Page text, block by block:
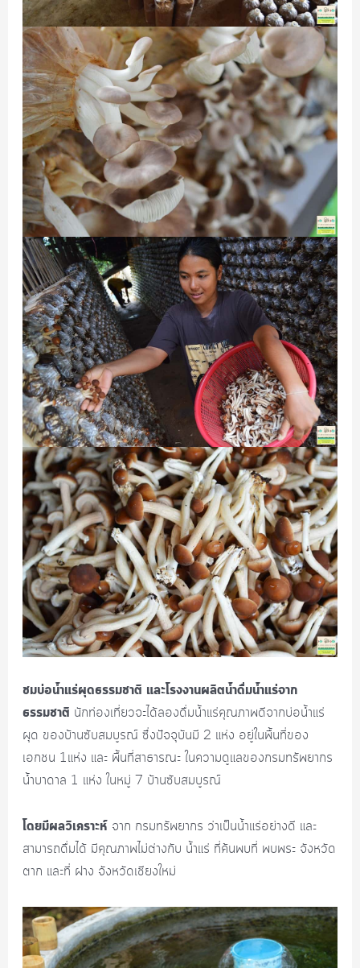
ชมบ่อน้ำแร่ผุดธรรมชาติ และโรงงานผลิตน้ำดื่มน้ำแร่จาก
ธรรมชาติ นักท่องเที่ยวจะได้ลองดื่มน้ำแร่คุณภาพดีจากบ่อน้ำแร่
ผุด ของบ้านซับสมบูรณ์ ซึ่งปัจจุบันมี 2 แห่ง อยู่ในพื้นที่ของ
เอกชน 1แห่ง และ พื้นที่สาธารณะ ในความดูแลของกรมทรัพยากร
น้ำบาดาล 1 แห่ง ในหมู่ 7 บ้านซับสมบูรณ์
โดยมีผลวิเคราะห์จาก กรมทรัพยากร ว่าเป็นน้ำแร่อย่างดี และ
สามารถดื่มได้ มีคุณภาพไม่ต่างกับ น้ำแร่ ที่ค้นพบที่ พบพระ จังหวัด
ตาก และที่ ฝาง จังหวัดเชียงใหม่